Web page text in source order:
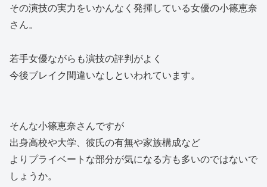
その演技の実力をいかんなく発揮している女優の小篠恵奈
さん。
若手女優ながらも演技の評判がよく
今後ブレイク間違いなしといわれています。
そんな小篠恵奈さんですが
出身高校や大学、彼氏の有無や家族構成など
よりプライベートな部分が気になる方も多いのではないで
しょうか。